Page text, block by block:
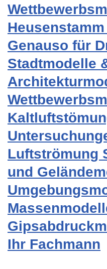
Genauso für
Stadtmodelle
Luftströmung
und
Ihr Fachmann